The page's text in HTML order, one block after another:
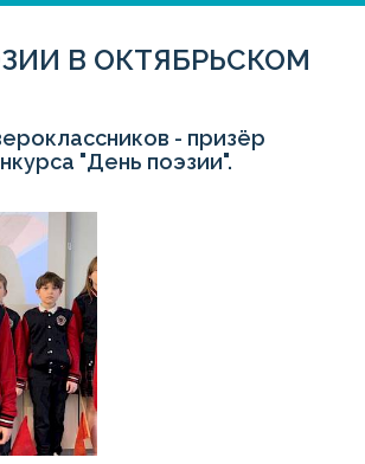
В ОКТЯБРЬСКОМ
- призёр
"День поэзии".